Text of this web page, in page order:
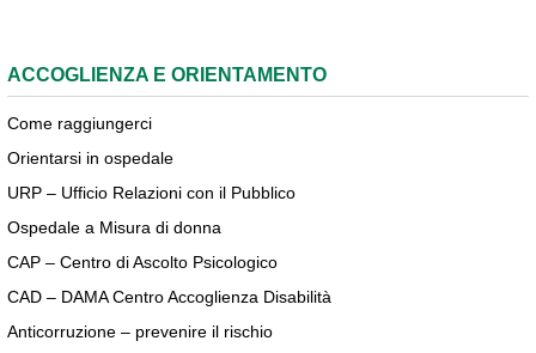
ACCOGLIENZA E ORIENTAMENTO
Come raggiungerci
Orientarsi in ospedale
URP – Ufficio Relazioni con il Pubblico
Ospedale a Misura di donna
CAP – Centro di Ascolto Psicologico
CAD – DAMA Centro Accoglienza Disabilità
Anticorruzione – prevenire il rischio